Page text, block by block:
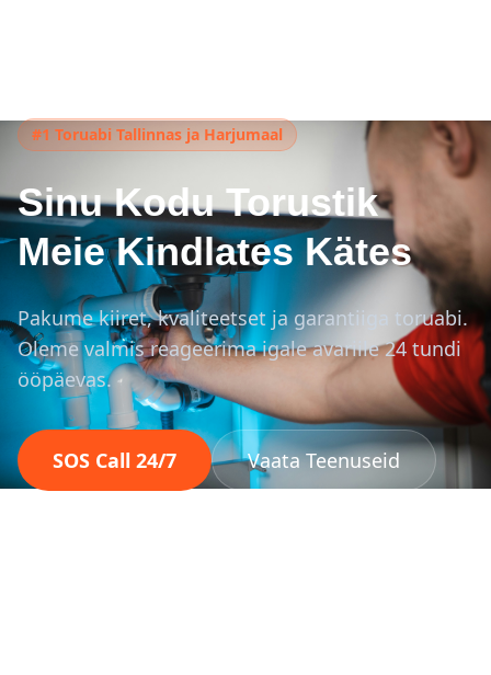
#1 Toruabi Tallinnas ja Harjumaal
Sinu Kodu Torustik
Meie Kindlates Kätes
Pakume kiiret, kvaliteetset ja garantiiga toruabi.
Oleme valmis reageerima igale avariile 24 tundi
ööpäevas.
SOS Call 24/7 Vaata Teenuseid